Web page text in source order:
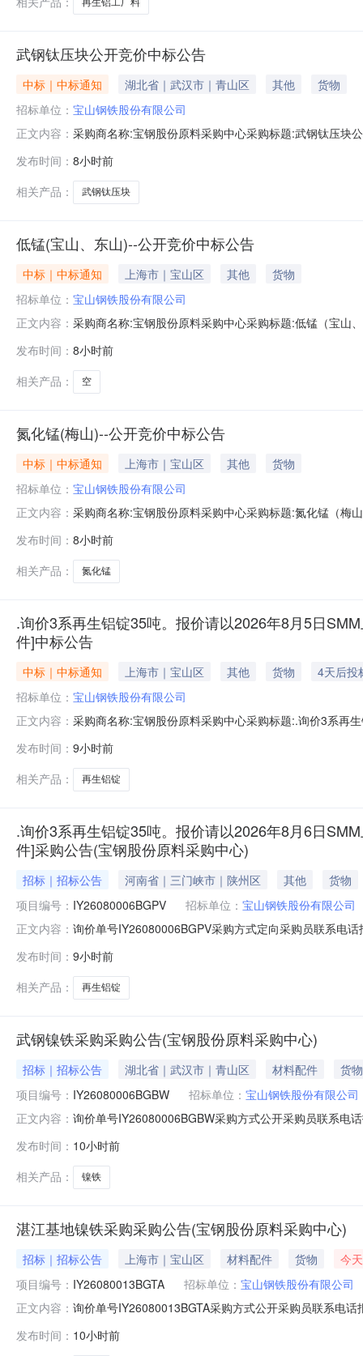
再生铝工厂料
武钢钛压块公开竞价中标公告
中标｜中标通知 湖北省｜武汉市｜青山区 其他
货物
招标单位： 宝山钢铁股份有限公司
正文内容： 采购商名称:宝钢股份原料采购中心采购标题:武钢钛压块
发布时间： 8小时前
相关产品：
武钢钛压块
低锰(宝山、东山)--公开竞价中标公告
中标｜中标通知 上海市｜宝山区 其他
货物
招标单位： 宝山钢铁股份有限公司
正文内容： 采购商名称:宝钢股份原料采购中心采购标题:低锰（宝山
发布时间： 8小时前
相关产品：
空
氮化锰(梅山)--公开竞价中标公告
中标｜中标通知 上海市｜宝山区 其他
货物
招标单位： 宝山钢铁股份有限公司
正文内容： 采购商名称:宝钢股份原料采购中心采购标题:氮化锰（梅
发布时间： 8小时前
相关产品：
氮化锰
.询价3系再生铝锭35吨。报价请以2026年8月5日
件]中标公告
中标｜中标通知 上海市｜宝山区 其他 货物
4天后投
招标单位： 宝山钢铁股份有限公司
正文内容： 采购商名称:宝钢股份原料采购中心采购标题:.询价3系再
发布时间： 9小时前
相关产品：
再生铝锭
.询价3系再生铝锭35吨。报价请以2026年8月6日
件]采购公告(宝钢股份原料采购中心)
招标｜招标公告 河南省｜三门峡市｜陕州区 其他
货物
项目编号： IY26080006BGPV 招标单位： 宝山钢铁股份有限公司
正文内容： 询价单号IY26080006BGPV采购方式定向采购员联系电
额度：0.0元三、商务条款：定价说明：湿公吨。限价类
发布时间： 9小时前
相关产品：
再生铝锭
武钢镍铁采购采购公告(宝钢股份原料采购中心)
招标｜招标公告 湖北省｜武汉市｜青山区 材料配件
货物
项目编号： IY26080006BGBW 招标单位： 宝山钢铁股份有限公司
正文内容： 询价单号IY26080006BGBW采购方式公开采购员联系电
保证金额度：300000.0元三、商务条款：定价说明：湿
发布时间： 10小时前
相关产品：
镍铁
湛江基地镍铁采购采购公告(宝钢股份原料采购中心)
招标｜招标公告 上海市｜宝山区 材料配件 货物
今
项目编号： IY26080013BGTA 招标单位： 宝山钢铁股份有限公司
正文内容： 询价单号IY26080013BGTA采购方式公开采购员联系电
300000.0元三、商务条款：定价说明：湿公吨。限价类
发布时间： 10小时前